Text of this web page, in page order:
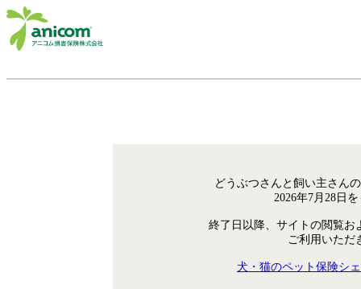
どうぶつさんと飼い主さん
2026年7月28日
終了日以降、サイトの閲覧お
ご利用いただ
犬・猫のペット保険シ